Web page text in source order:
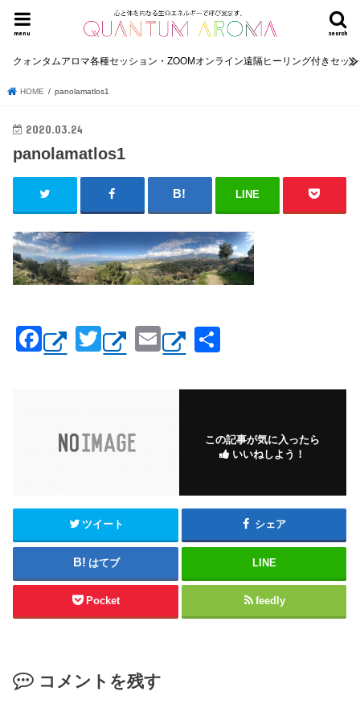
search
menu
クォンタムアロマ各種セッション・ZOOMオンライン遠隔ヒーリング付きセッ
HOME panolamatlos1
2020.03.24
panolamatlos1
LINE
F
a
T
wi
E
m
ail
この記事が気に入ったら
いいねしよう！
ツイート シェア
はてブ LINE
Pocket feedly
コメントを残す